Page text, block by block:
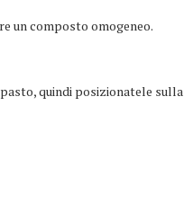
un composto omogeneo.
quindi posizionatele sulla